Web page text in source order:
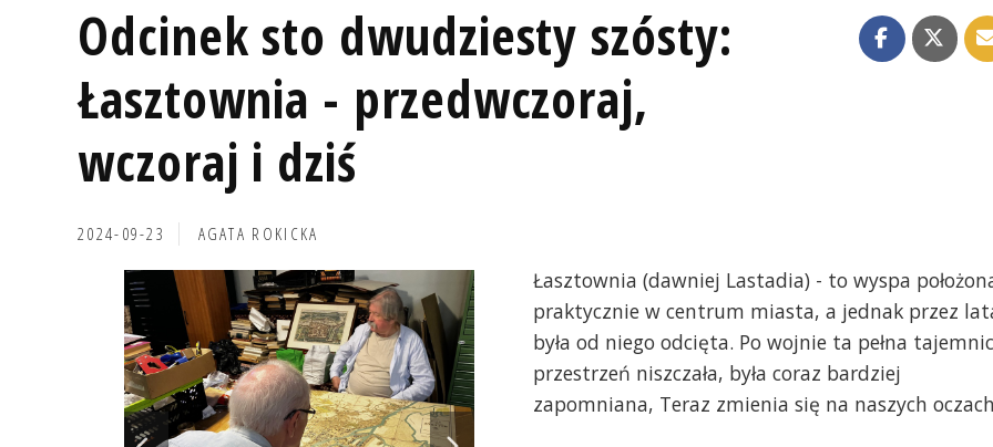
Odcinek sto dwudziesty szósty:
Łasztownia - przedwczoraj,
wczoraj i dziś
2024-09-23 AGATA ROKICKA
Łasztownia (dawniej Lastadia) - to wyspa
praktycznie w centrum miasta, a jednak przez
była od niego odcięta. Po wojnie ta pełna tajemnic
przestrzeń niszczała, była coraz bardziej
zapomniana, Teraz zmienia się na naszych